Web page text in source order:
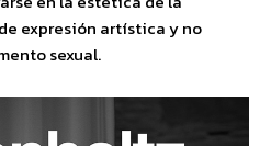
expresión artística y no
sexual.